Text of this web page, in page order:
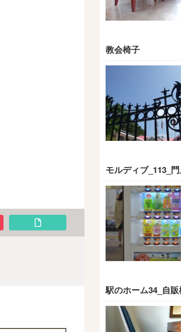
教会椅子
モルディブ_113_
駅のホーム34_自